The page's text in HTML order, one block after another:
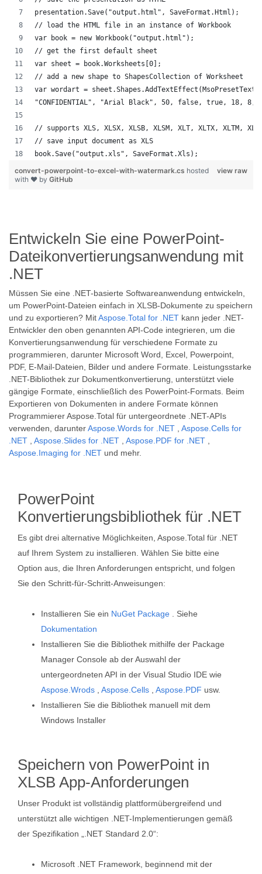
presentation.Save("output.html", SaveFormat.Html);
// load the HTML file in an instance of Workbook
var book = new Workbook("output.html");
// get the first default sheet
var sheet = book.Worksheets[0];
// add a new shape to ShapesCollection of Worksheet
var wordart =
"CONFIDENTIAL", "Arial Black", 50, false, true, 18, 8,
// supports XLS, XLSX, XLSB, XLSM, XLT, XLTX, XLTM,
// save input document as XLS
book.Save("output.xls", SaveFormat.Xls);
view raw
convert-powerpoint-to-excel-with-watermark.cs hosted
with ❤ by GitHub
Entwickeln Sie eine PowerPoint-
Dateikonvertierungsanwendung mit
.NET
Müssen Sie eine .NET-basierte Softwareanwendung entwickeln,
um PowerPoint-Dateien einfach in XLSB-Dokumente zu speichern
und zu exportieren? MitAspose.Total for .NET kann jeder .NET-
Entwickler den oben genannten API-Code integrieren, um die
Konvertierungsanwendung für verschiedene Formate zu
programmieren, darunter Microsoft Word, Excel, Powerpoint,
PDF, E-Mail-Dateien, Bilder und andere Formate. Leistungsstarke
.NET-Bibliothek zur Dokumentkonvertierung, unterstützt viele
gängige Formate, einschließlich des PowerPoint-Formats. Beim
Exportieren von Dokumenten in andere Formate können
Programmierer Aspose.Total für untergeordnete .NET-APIs
verwenden, darunterAspose.Words for .NET
Aspose.Cells for
.NET
Aspose.Slides for .NET Aspose.PDF for .NET
Aspose.Imaging for .NET und mehr.
PowerPoint
Konvertierungsbibliothek für .NET
Es gibt drei alternative Möglichkeiten, Aspose.Total für .NET
auf Ihrem System zu installieren. Wählen Sie bitte eine
Option aus, die Ihren Anforderungen entspricht, und folgen
Sie den Schritt-für-Schritt-Anweisungen:
Installieren Sie ein NuGet Package . Siehe
Dokumentation
Installieren Sie die Bibliothek mithilfe der Package
Manager Console ab der Auswahl der
untergeordneten API in der Visual Studio IDE wie
Aspose.Wrods
Aspose.Cells Aspose.PDF usw.
Installieren Sie die Bibliothek manuell mit dem
Windows Installer
Speichern von PowerPoint in
XLSB App-Anforderungen
Unser Produkt ist vollständig plattformübergreifend und
unterstützt alle wichtigen .NET-Implementierungen gemäß
der Spezifikation „.NET Standard 2.0“:
Microsoft .NET Framework, beginnend mit der